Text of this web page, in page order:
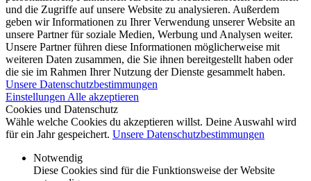
und die Zugriffe auf unsere Website zu analysieren. Außerdem
geben wir Informationen zu Ihrer Verwendung unserer Website an
unsere Partner für soziale Medien, Werbung und Analysen weiter.
Unsere Partner führen diese Informationen möglicherweise mit
weiteren Daten zusammen, die Sie ihnen bereitgestellt haben oder
die sie im Rahmen Ihrer Nutzung der Dienste gesammelt haben.
Unsere Datenschutzbestimmungen
Einstellungen Alle akzeptieren
Cookies und Datenschutz
Wähle welche Cookies du akzeptieren willst. Deine Auswahl wird
für ein Jahr gespeichert. Unsere Datenschutzbestimmungen
Notwendig
Diese Cookies sind für die Funktionsweise der Website